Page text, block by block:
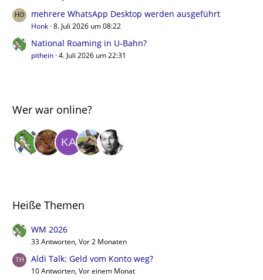
mehrere WhatsApp Desktop werden ausgeführt
Honk 8. Juli 2026 um 08:22
National Roaming in U-Bahn?
pithein 4. Juli 2026 um 22:31
Wer war online?
Heiße Themen
WM 2026
33 Antworten, Vor 2 Monaten
Aldi Talk: Geld vom Konto weg?
10 Antworten, Vor einem Monat